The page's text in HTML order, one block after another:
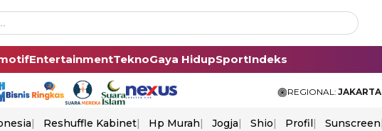
EntertainmentTeknoGaya HidupSportIndeks
REGIONAL: JAKARTA
Reshuffle Kabinet Hp Murah Jogja Shio Profil Sunscreen